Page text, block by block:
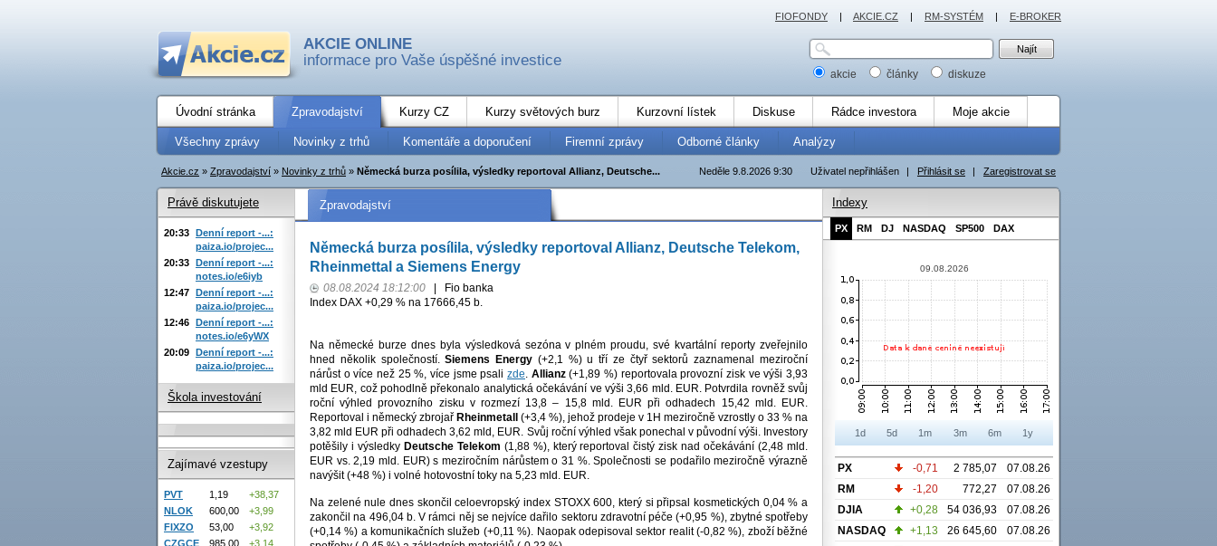
AKCIE ONLINE
informace pro Vaše úspěšné investice
akcie články diskuze
Úvodní stránka Zpravodajství Kurzy CZ Kurzy světových burz Kurzovní lístek Diskuse Rádce investora Moje akcie
Všechny zprávy Novinky z trhů Komentáře a doporučení Firemní zprávy Odborné články Analýzy
Uživatel nepřihlášen | Přihlásit se | Zaregistrovat se
Neděle 9.8.2026 9:30
Akcie.cz » Zpravodajství » Novinky z trhů » Německá burza posílila, výsledky reportoval Allianz, Deutsche...
Zpravodajství
Německá burza posílila, výsledky reportoval Allianz, Deutsche Telekom,
Rheinmettal a Siemens Energy
08.08.2024 18:12:00
Fio banka
Index DAX +0,29 % na 17666,45 b.
Na německé burze dnes byla výsledková sezóna v plném proudu, své kvartální reporty zveřejnilo
hned několik společností.Siemens Energy (+2,1 %) u tří ze čtyř sektorů zaznamenal meziroční
nárůst o více než 25 %, více jsme psali zde Allianz(+1,89 %) reportovala provozní zisk ve výši 3,93
mld EUR, což pohodlně překonalo analytická očekávání ve výši 3,66 mld. EUR. Potvrdila rovněž svůj
roční výhled provozního zisku v rozmezí 13,8 – 15,8 mld. EUR při odhadech 15,42 mld. EUR.
Reportoval i německý zbrojař Rheinmetall (+3,4 %), jehož prodeje v 1H meziročně vzrostly o 33 % na
3,82 mld EUR při odhadech 3,62 mld, EUR. Svůj roční výhled však ponechal v původní výši. Investory
potěšily i výsledky Deutsche Telekom (1,88 %), který reportoval čistý zisk nad očekávání (2,48 mld.
EUR vs. 2,19 mld. EUR) s meziročním nárůstem o 31 %. Společnosti se podařilo meziročně výrazně
navýšit (+48 %) i volné hotovostní toky na 5,23 mld. EUR.
Na zelené nule dnes skončil celoevropský index STOXX 600, který si připsal kosmetických 0,04 % a
zakončil na 496,04 b. V rámci něj se nejvíce dařilo sektoru zdravotní péče (+0,95 %), zbytné spotřeby
(+0,14 %) a komunikačních služeb (+0,11 %). Naopak odepisoval sektor realit (-0,82 %), zboží běžné
Právě diskutujete
20:33 Denní report -...:
paiza.io/projec...
20:33 Denní report -...:
notes.io/e6iyb
12:47 Denní report -...:
paiza.io/projec...
12:46 Denní report -...:
notes.io/e6yWX
20:09 Denní report -...:
paiza.io/projec...
Škola investování
Zajímavé vzestupy
PVT 1,19
+38,37
NLOK
600,00
+3,99
FIXZO
53,00
+3,92
CZGCE
985,00
+3,14
Indexy
PX RM DJ NASDAQ SP500 DAX
09.08.2026
1d 5d 1m 3m 6m 1y
PX -0,71 2 785,07
07.08.26
RM
-1,20 772,27
07.08.26
DJIA
+0,28 54 036,93
07.08.26
NASDAQ
+1,13 26 645,60
07.08.26
FIOFONDY | AKCIE.CZ | RM-SYSTÉM | E-BROKER